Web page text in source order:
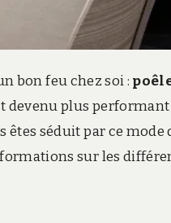
bon feu chez soi :
devenu plus
séduit par ce mode
sur les